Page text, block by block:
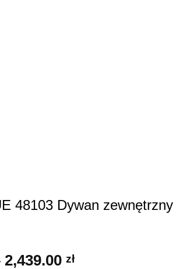
48103 Dywan zewnętrzny
2,439.00 złZakres